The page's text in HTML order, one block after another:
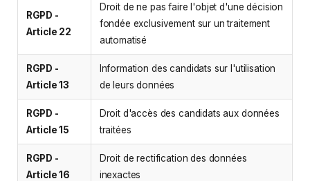
RGPD -
Article 22
Droit de ne pas faire l'objet d'une décision
fondée exclusivement sur un traitement
automatisé
RGPD -
Article 13
Information des candidats sur l'utilisation
de leurs données
RGPD -
Article 15
Droit d'accès des candidats aux données
traitées
RGPD -
Article 16
Droit de rectification des données
inexactes